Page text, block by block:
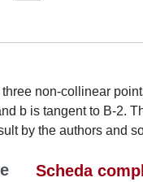
three non-collinear
b is tangent to B-2.
by the authors and
Scheda